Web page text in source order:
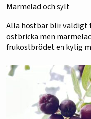
Marmelad och sylt
Alla höstbär blir väldigt
ostbricka men
frukostbrödet en kylig